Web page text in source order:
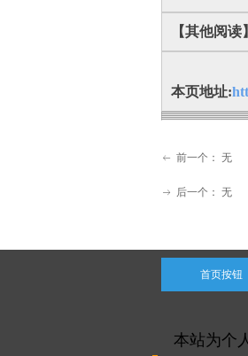
ꂃ 前一个： 无
ꁹ 后一个： 无
【其他阅读
本页地址:
首页按钮
本站为个